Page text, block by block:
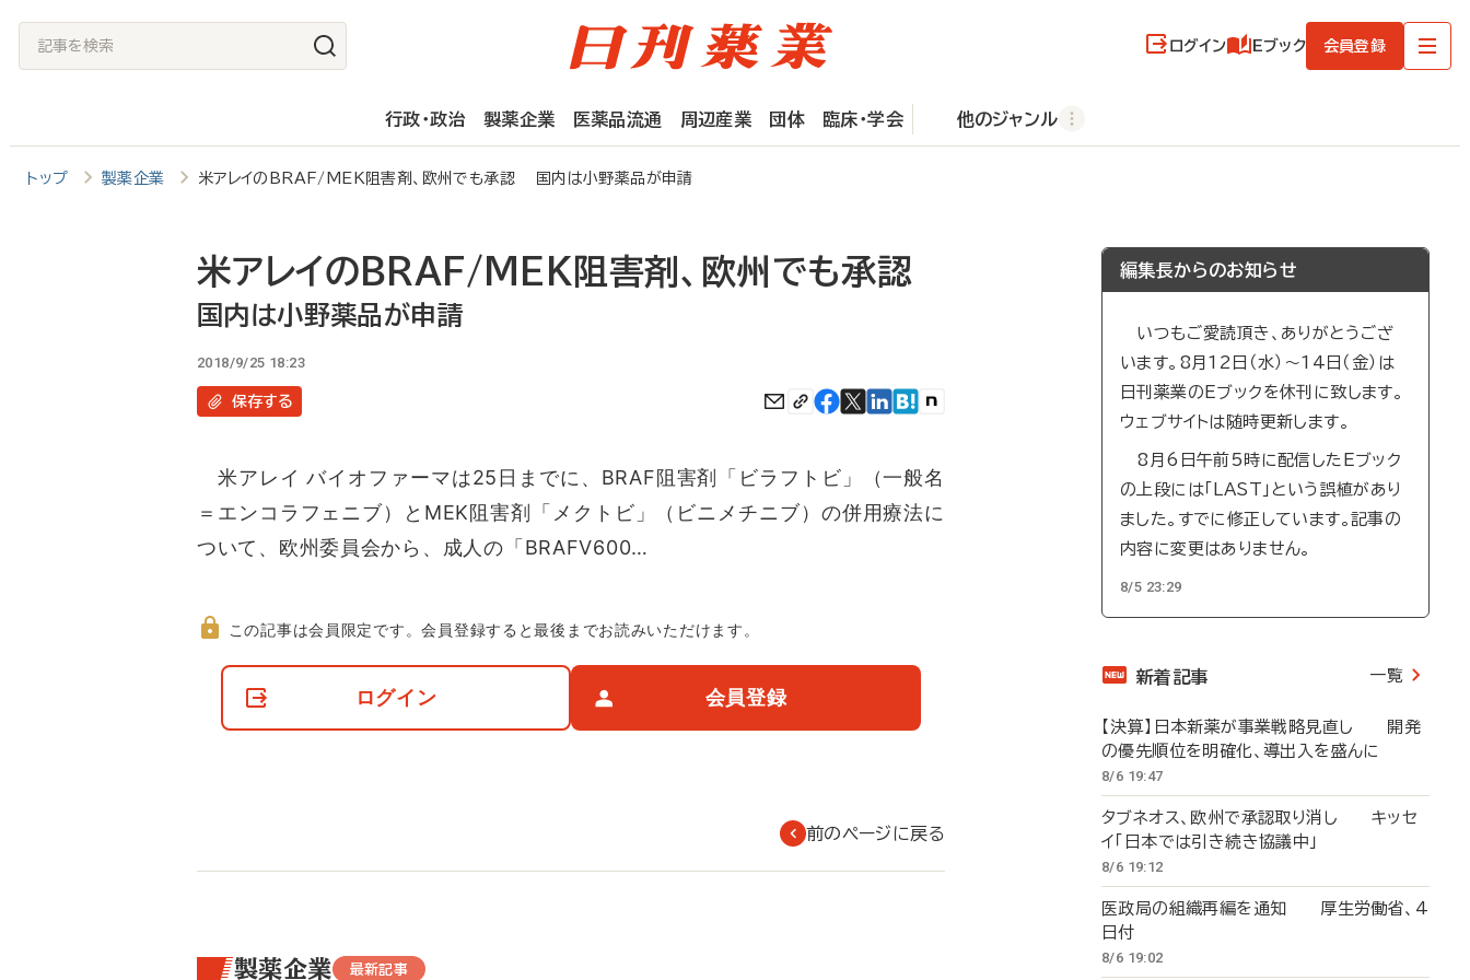
記
事
検
索
ログイン Eブック 会員登録
行政・政治 製薬企業 医薬品流通 周辺産業 団体 臨床・学会 他のジャンル
トップ 製薬企業 米アレイのBRAF/MEK阻害剤、欧州でも承認 国内は小野薬品が申請
米アレイのBRAF/MEK阻害剤、欧州でも承認
国内は小野薬品が申請
2018/9/25 18:23
保存する
米アレイ バイオファーマは25日までに、BRAF阻害剤「ビラフトビ」（一般名
＝エンコラフェニブ）とMEK阻害剤「メクトビ」（ビニメチニブ）の併用療法に
ついて、欧州委員会から、成人の「BRAFV600…
て
この記事は会員限定です。会員登録すると最後までお読みいただけます。
ログイン 会員登録
前のページに戻る
製薬企業 最新記事
編集長からのお知らせ
いつもご愛読頂き、ありがとうござ
います。8月12日（水）～14日（金）は
日刊薬業のEブックを休刊に致します。
ウェブサイトは随時更新します。
8月6日午前5時に配信したEブック
の上段には「LAST」という誤植があり
ました。すでに修正しています。記事の
内容に変更はありません。
8/5 23:29
新着記事 一覧
【決算】日本新薬が事業戦略見直し 開発
の優先順位を明確化、導出入を盛んに
8/6 19:47
タブネオス、欧州で承認取り消し キッセ
イ「日本では引き続き協議中」
8/6 19:12
医政局の組織再編を通知 厚生労働省、4
日付
8/6 19:02